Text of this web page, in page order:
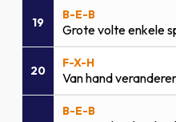
19
B-E-B
Grote volte enkele
20
F-X-H
Van hand
B-E-B